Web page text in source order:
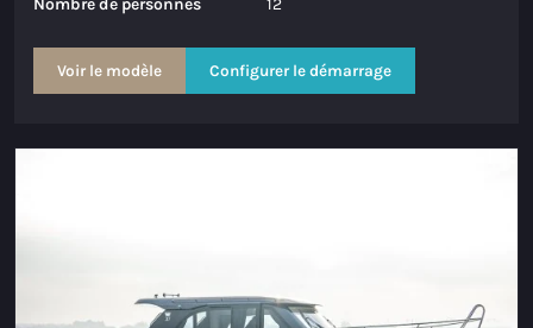
Maxima 620 MC Électrique
Maxima 650 Flying Lounge Électrique
Nombre de personnes
12
Voir le modèle Configurer le démarrage